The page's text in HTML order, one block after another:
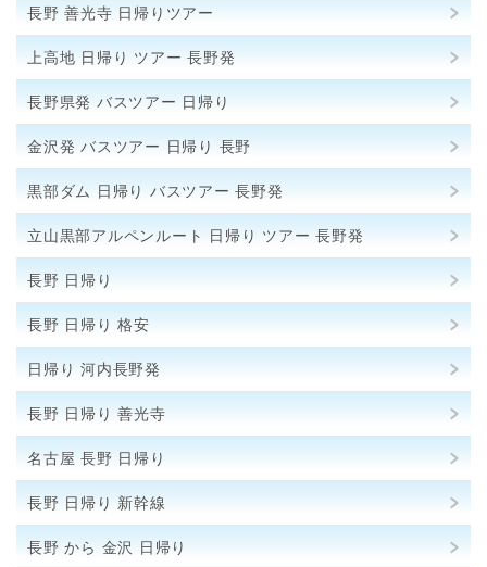
長野 善光寺 日帰りツアー
上高地 日帰り ツアー 長野発
長野県発 バスツアー 日帰り
金沢発 バスツアー 日帰り 長野
黒部ダム 日帰り バスツアー 長野発
立山黒部アルペンルート 日帰り ツアー 長野発
長野 日帰り
長野 日帰り 格安
日帰り 河内長野発
長野 日帰り 善光寺
名古屋 長野 日帰り
長野 日帰り 新幹線
長野 から 金沢 日帰り